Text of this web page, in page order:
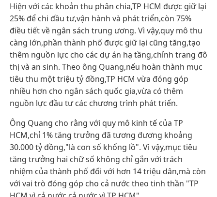
Hiện với các khoản thu phân chia,TP HCM được giữ lại
25% để chi đầu tư,vận hành và phát triển,còn 75%
điều tiết về ngân sách trung ương. Vì vậy,quy mô thu
càng lớn,phần thành phố được giữ lại cũng tăng,tạo
thêm nguồn lực cho các dự án hạ tầng,chỉnh trang đô
thị và an sinh. Theo ông Quang,nếu hoàn thành mục
tiêu thu một triệu tỷ đồng,TP HCM vừa đóng góp
nhiều hơn cho ngân sách quốc gia,vừa có thêm
nguồn lực đầu tư các chương trình phát triển.
Ông Quang cho rằng với quy mô kinh tế của TP
HCM,chỉ 1% tăng trưởng đã tương đương khoảng
30.000 tỷ đồng,"là con số khổng lồ". Vì vậy,mục tiêu
tăng trưởng hai chữ số không chỉ gắn với trách
nhiệm của thành phố đối với hơn 14 triệu dân,mà còn
với vai trò đóng góp cho cả nước theo tinh thần "TP